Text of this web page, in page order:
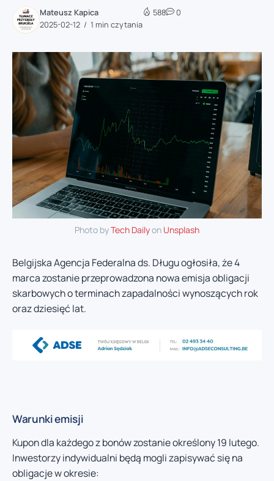
Mateusz Kapica
2025-02-12
1 min czytania
588 0
Photo byTech Dailyon Unsplash
Belgijska Agencja Federalna ds. Długu ogłosiła, że 4
marca zostanie przeprowadzona nowa emisja obligacji
skarbowych o terminach zapadalności wynoszących rok
oraz dziesięć lat.
Warunki emisji
Kupon dla każdego z bonów zostanie określony 19 lutego.
Inwestorzy indywidualni będą mogli zapisywać się na
obligacje w okresie: